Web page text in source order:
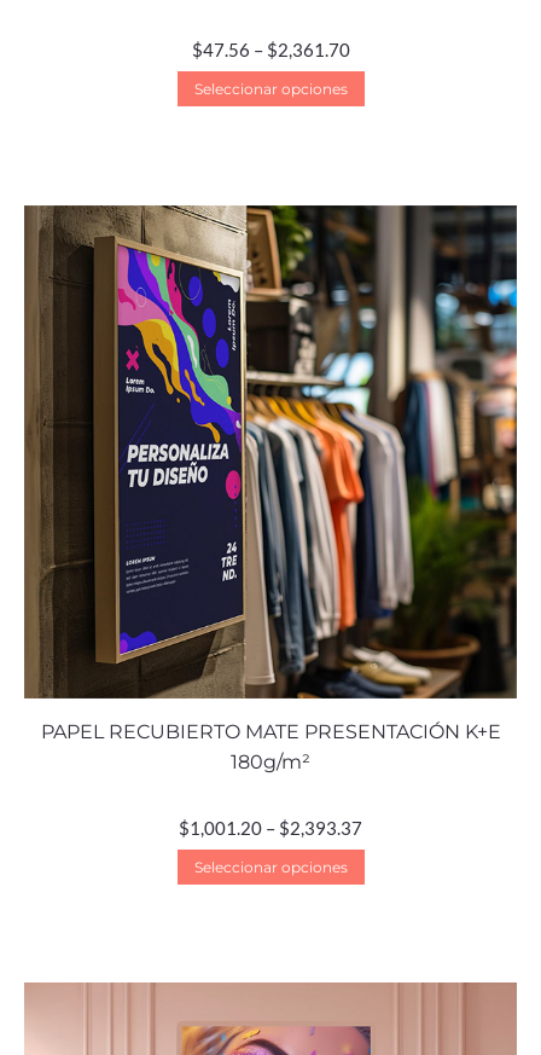
$47.56 – $2,361.70
Seleccionar opciones
PAPEL RECUBIERTO MATE PRESENTACIÓN K+E
180g/m²
$1,001.20 – $2,393.37
Seleccionar opciones